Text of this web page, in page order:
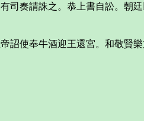
奏請誅之。恭上書自訟。朝
使奉牛酒迎王還宮。和敬賢